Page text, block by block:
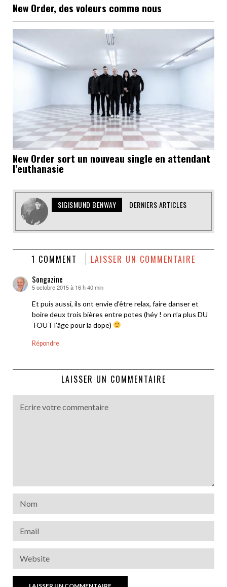
New Order, des voleurs comme nous
New Order sort un nouveau single en attendant
l’euthanasie
SIGISMUND BENWAY DERNIERS ARTICLES
1 COMMENT LAISSER UN COMMENTAIRE
Songazine
dit :
5 octobre 2015 à 16 h 40 min
Et puis aussi, ils ont envie d’être relax, faire danser et
boire deux trois bières entre potes (héy ! on n’a plus DU
TOUT l’âge pour la dope)
Répondre
LAISSER UN COMMENTAIRE